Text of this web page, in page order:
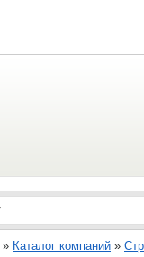
» Каталог компаний »